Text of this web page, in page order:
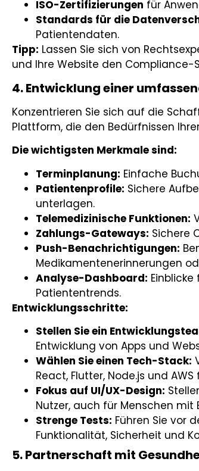
ISO-Zertifizierungen für
Standards für die
Patientendaten.
Tipp: Lassen Sie sich von
und Ihre Website den
4. Entwicklung einer
Konzentrieren Sie sich auf die
Plattform, die den Bedürfnissen
Die wichtigsten Merkmale sind:
Terminplanung: Einfache
Patientenprofile: Sichere
unterlagen.
Telemedizinische Funktionen:
Zahlungs-Gateways: Sichere
Push-Benachrichtigungen:
Medikamentenerinnerungen
Analyse-Dashboard:
Patiententrends.
Entwicklungsschritte:
Stellen Sie ein
Entwicklung von Apps und
Wählen Sie einen Tech-Stack:
React, Flutter, Node.js und
Fokus auf UI/UX-Design:
Nutzer, auch für Menschen
Strenge Tests: Führen Sie vor
Funktionalität, Sicherheit und
5. Partnerschaft mit